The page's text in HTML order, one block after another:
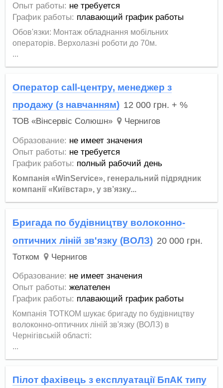
Опыт работы: не требуется
График работы: плавающий график работы
Обов'язки: Монтаж обладнання мобільних
операторів. Верхолазні роботи до 70м.
...
Оператор call-центру, менеджер з
продажу (з навчанням) 12 000 грн. + %
ТОВ «Вінсервіс Солюшн» Чернигов
Образование: не имеет значения
Опыт работы: не требуется
График работы: полный рабочий день
Компанія «WinService», генеральний підрядник
компанії «Київстар», у зв’язку...
Бригада по будівництву волоконно-
оптичних ліній зв'язку (ВОЛЗ) 20 000 грн.
Тотком Чернигов
Образование: не имеет значения
Опыт работы: желателен
График работы: плавающий график работы
Компанія ТОТКОМ шукає бригаду по будівництву
волоконно-оптичних ліній зв'язку (ВОЛЗ) в
Чернігівській області:
...
Пілот фахівець з експлуатації БпАК типу